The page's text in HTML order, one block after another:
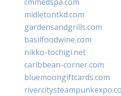
midletontkd.com
gardensandgrills.com
basilfoodwine.com
nikko-tochigi.net
caribbean-corner.com
bluemoongiftcards.com